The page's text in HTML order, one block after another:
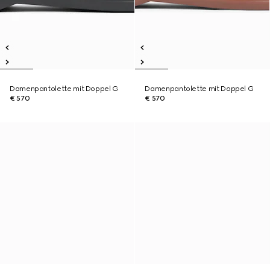
Damenpantolette mit Doppel G
€ 570
Damenpantolette mit Doppel G
€ 570